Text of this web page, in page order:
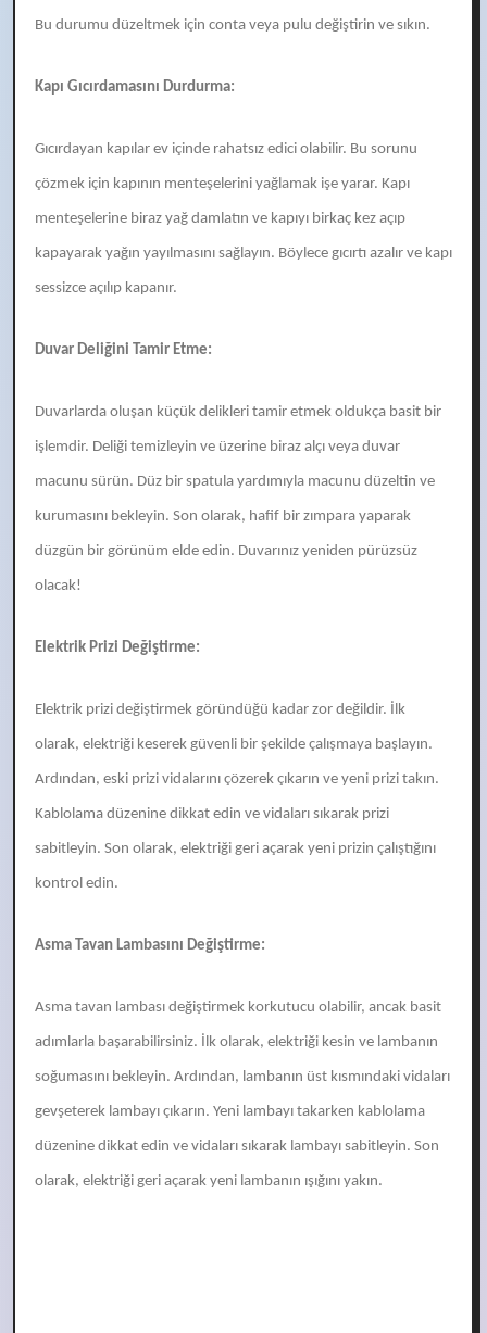
Bu durumu düzeltmek için conta veya pulu değiştirin ve sıkın.
Kapı Gıcırdamasını Durdurma:
Gıcırdayan kapılar ev içinde rahatsız edici olabilir. Bu sorunu
çözmek için kapının menteşelerini yağlamak işe yarar. Kapı
menteşelerine biraz yağ damlatın ve kapıyı birkaç kez açıp
kapayarak yağın yayılmasını sağlayın. Böylece gıcırtı azalır ve kapı
sessizce açılıp kapanır.
Duvar Deliğini Tamir Etme:
Duvarlarda oluşan küçük delikleri tamir etmek oldukça basit bir
işlemdir. Deliği temizleyin ve üzerine biraz alçı veya duvar
macunu sürün. Düz bir spatula yardımıyla macunu düzeltin ve
kurumasını bekleyin. Son olarak, hafif bir zımpara yaparak
düzgün bir görünüm elde edin. Duvarınız yeniden pürüzsüz
olacak!
Elektrik Prizi Değiştirme:
Elektrik prizi değiştirmek göründüğü kadar zor değildir. İlk
olarak, elektriği keserek güvenli bir şekilde çalışmaya başlayın.
Ardından, eski prizi vidalarını çözerek çıkarın ve yeni prizi takın.
Kablolama düzenine dikkat edin ve vidaları sıkarak prizi
sabitleyin. Son olarak, elektriği geri açarak yeni prizin çalıştığını
kontrol edin.
Asma Tavan Lambasını Değiştirme:
Asma tavan lambası değiştirmek korkutucu olabilir, ancak basit
adımlarla başarabilirsiniz. İlk olarak, elektriği kesin ve lambanın
soğumasını bekleyin. Ardından, lambanın üst kısmındaki vidaları
gevşeterek lambayı çıkarın. Yeni lambayı takarken kablolama
düzenine dikkat edin ve vidaları sıkarak lambayı sabitleyin. Son
olarak, elektriği geri açarak yeni lambanın ışığını yakın.